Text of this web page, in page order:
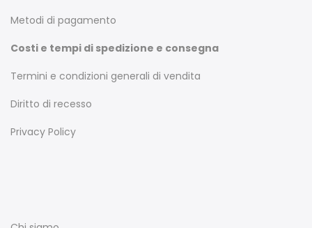
Metodi di pagamento
Costi e tempi di spedizione e consegna
Termini e condizioni generali di vendita
Diritto di recesso
Privacy Policy